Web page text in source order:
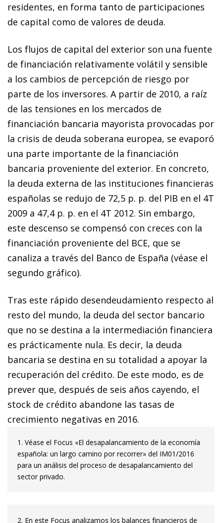
residentes, en forma tanto de participaciones
de capital como de valores de deuda.
Los flujos de capital del exterior son una fuente
de financiación relativamente volátil y sensible
a los cambios de percepción de riesgo por
parte de los inversores. A partir de 2010, a raíz
de las tensiones en los mercados de
financiación bancaria mayorista provocadas por
la crisis de deuda soberana europea, se evaporó
una parte importante de la financiación
bancaria proveniente del exterior. En concreto,
la deuda externa de las instituciones financieras
españolas se redujo de 72,5 p. p. del PIB en el 4T
2009 a 47,4 p. p. en el 4T 2012. Sin embargo,
este descenso se compensó con creces con la
financiación proveniente del BCE, que se
canaliza a través del Banco de España (véase el
segundo gráfico).
Tras este rápido desendeudamiento respecto al
resto del mundo, la deuda del sector bancario
que no se destina a la intermediación financiera
es prácticamente nula. Es decir, la deuda
bancaria se destina en su totalidad a apoyar la
recuperación del crédito. De este modo, es de
prever que, después de seis años cayendo, el
stock de crédito abandone las tasas de
crecimiento negativas en 2016.
1. Véase el Focus «El desapalancamiento de la economía
española: un largo camino por recorrer» del IM01/2016
para un análisis del proceso de desapalancamiento del
sector privado.
2. En este Focus analizamos los balances financieros de